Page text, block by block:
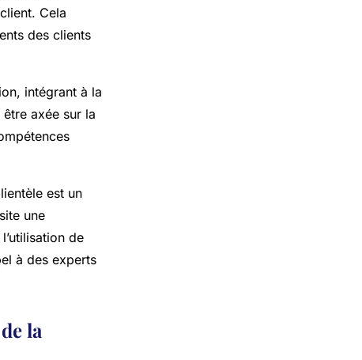
Cela
des clients
intégrant à la
axée sur la
est un
une
de
à des experts
la